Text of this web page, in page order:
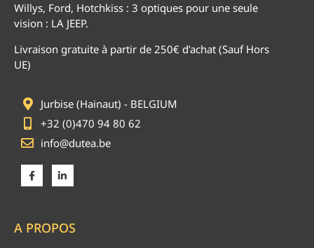
Willys, Ford, Hotchkiss : 3 optiques pour une seule
vision : LA JEEP.
Livraison gratuite à partir de 250€ d’achat (Sauf Hors
UE)
Jurbise (Hainaut) - BELGIUM
+32 (0)470 94 80 62
info@dutea.be
A PROPOS